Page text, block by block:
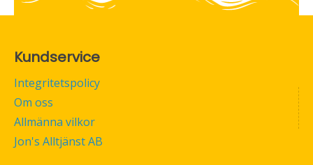
Kundservice
Integritetspolicy
Om oss
Allmänna vilkor
Jon's Alltjänst AB